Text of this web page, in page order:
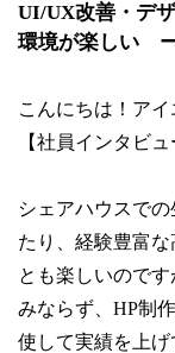
UI/UX改善・デ
環境が楽しい
こんにちは！アイ
【社員インタビ
シェアハウスで
たり、経験豊富
とも楽しいので
みならず、HP制
使して実績を上げ